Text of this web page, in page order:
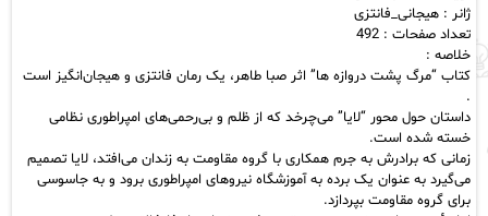
طاهر
عدد
ژانر : هیجانی_فانتزی
تعداد صفحات : 492
خلاصه :
کتاب “مرگ پشت دروازه ها” اثر صبا طاهر، یک رمان فانتزی و هیجان‌انگیز است
.
داستان حول محور “لایا” می‌چرخد که از ظلم و بی‌رحمی‌های امپراطوری نظامی
خسته شده است.
زمانی که برادرش به جرم همکاری با گروه مقاومت به زندان می‌افتد، لایا تصمیم
می‌گیرد به عنوان یک برده به آموزشگاه نیروهای امپراطوری برود و به جاسوسی
برای گروه مقاومت بپردازد.